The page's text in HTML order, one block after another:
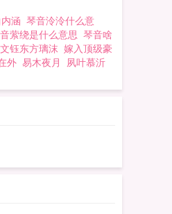
涵 琴音泠泠什么意
萦绕是什么意思 琴音啥
钰东方璃沫 嫁入顶级豪
外 易木夜月 夙叶慕沂